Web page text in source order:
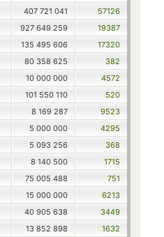
407 721 041
57126
927 649 259
19387
135 495 606
17320
80 358 625
382
10 000 000
4572
101 550 110
520
8 169 287
9523
5 000 000
4295
5 093 256
368
8 140 500
1715
75 005 488
751
15 000 000
6213
40 905 638
3449
13 852 898
1632